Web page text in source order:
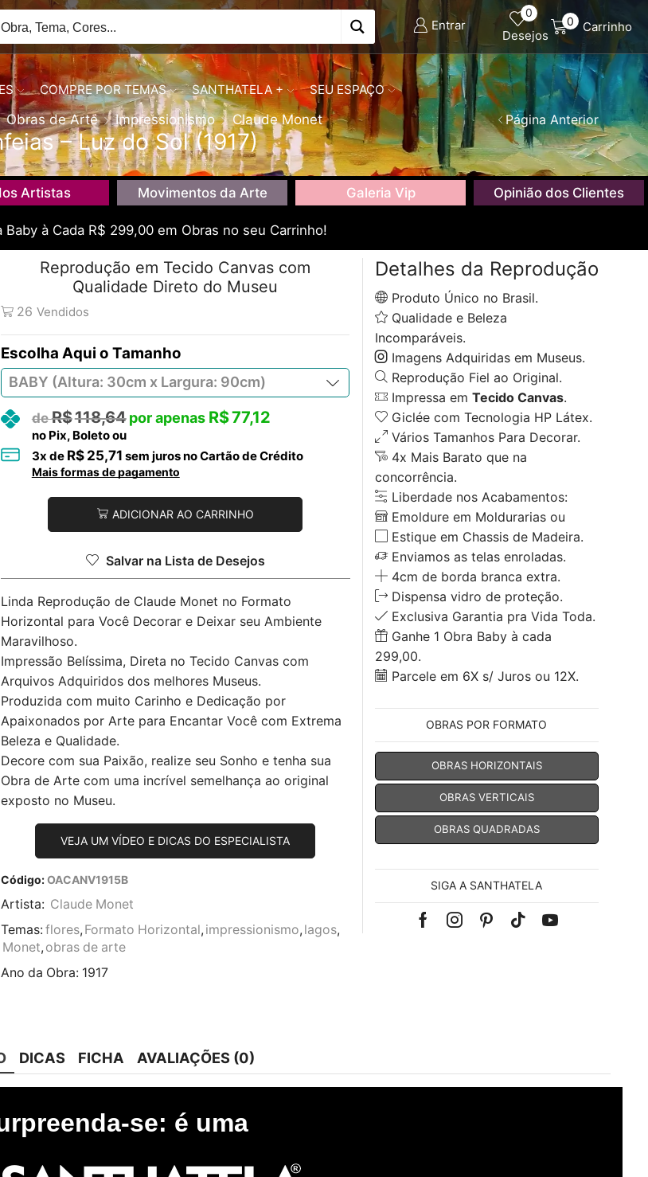
Entrar
0
Desejos
0 Carrinho
COMPRE POR TEMAS SANTHATELA + SEU ESPAÇO
Obras de Arte Impressionismo Claude Monet
– Luz do Sol (1917)
Página Anterior
Artistas Movimentos da Arte Galeria Vip Opinião dos Clientes
Baby à Cada R$ 299,00 em Obras no seu Carrinho!
Reprodução em Tecido Canvas com
Qualidade Direto do Museu
26 Vendidos
Tamanho
R$118,64 R$77,12
no Pix, Boleto ou
3x de R$ 25,71 sem juros no Cartão de Crédito
Mais formas de pagamento
ADICIONAR AO CARRINHO
Salvar na Lista de Desejos
Linda Reprodução de Claude Monet no Formato
Horizontal para Você Decorar e Deixar seu Ambiente
Maravilhoso.
Impressão Belíssima, Direta no Tecido Canvas com
Arquivos Adquiridos dos melhores Museus.
Produzida com muito Carinho e Dedicação por
Apaixonados por Arte para Encantar Você com Extrema
Beleza e Qualidade.
Decore com sua Paixão, realize seu Sonho e tenha sua
Obra de Arte com uma incrível semelhança ao original
exposto no Museu.
VEJA UM VÍDEO E DICAS DO ESPECIALISTA
Código:OACANV1915B
Artista: Claude Monet
Temas: flores, Formato Horizontal, impressionismo, lagos,
Monet, obras de arte
Ano da Obra: 1917
Detalhes da Reprodução
Produto Único no Brasil.
Qualidade e Beleza
Incomparáveis.
Imagens Adquiridas em Museus.
Reprodução Fiel ao Original.
Impressa em Tecido Canvas.
Giclée com Tecnologia HP Látex.
Vários Tamanhos Para Decorar.
4x Mais Barato que na
concorrência.
Liberdade nos Acabamentos:
Emoldure em Moldurarias ou
Estique em Chassis de Madeira.
Enviamos as telas enroladas.
4cm de borda branca extra.
Dispensa vidro de proteção.
Exclusiva Garantia pra Vida Toda.
Ganhe 1 Obra Baby à cada
299,00.
Parcele em 6X s/ Juros ou 12X.
OBRAS POR FORMATO
OBRAS HORIZONTAIS
OBRAS VERTICAIS
OBRAS QUADRADAS
SIGA A SANTHATELA
FacebookInstagramPinterest
Tik-Youtube
DICAS FICHA AVALIAÇÕES (0)
se: é uma